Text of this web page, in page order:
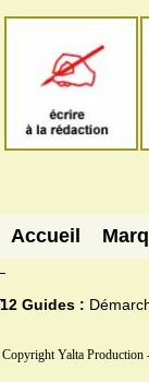
Accueil
12 Guides :
Copyright Yalta Production